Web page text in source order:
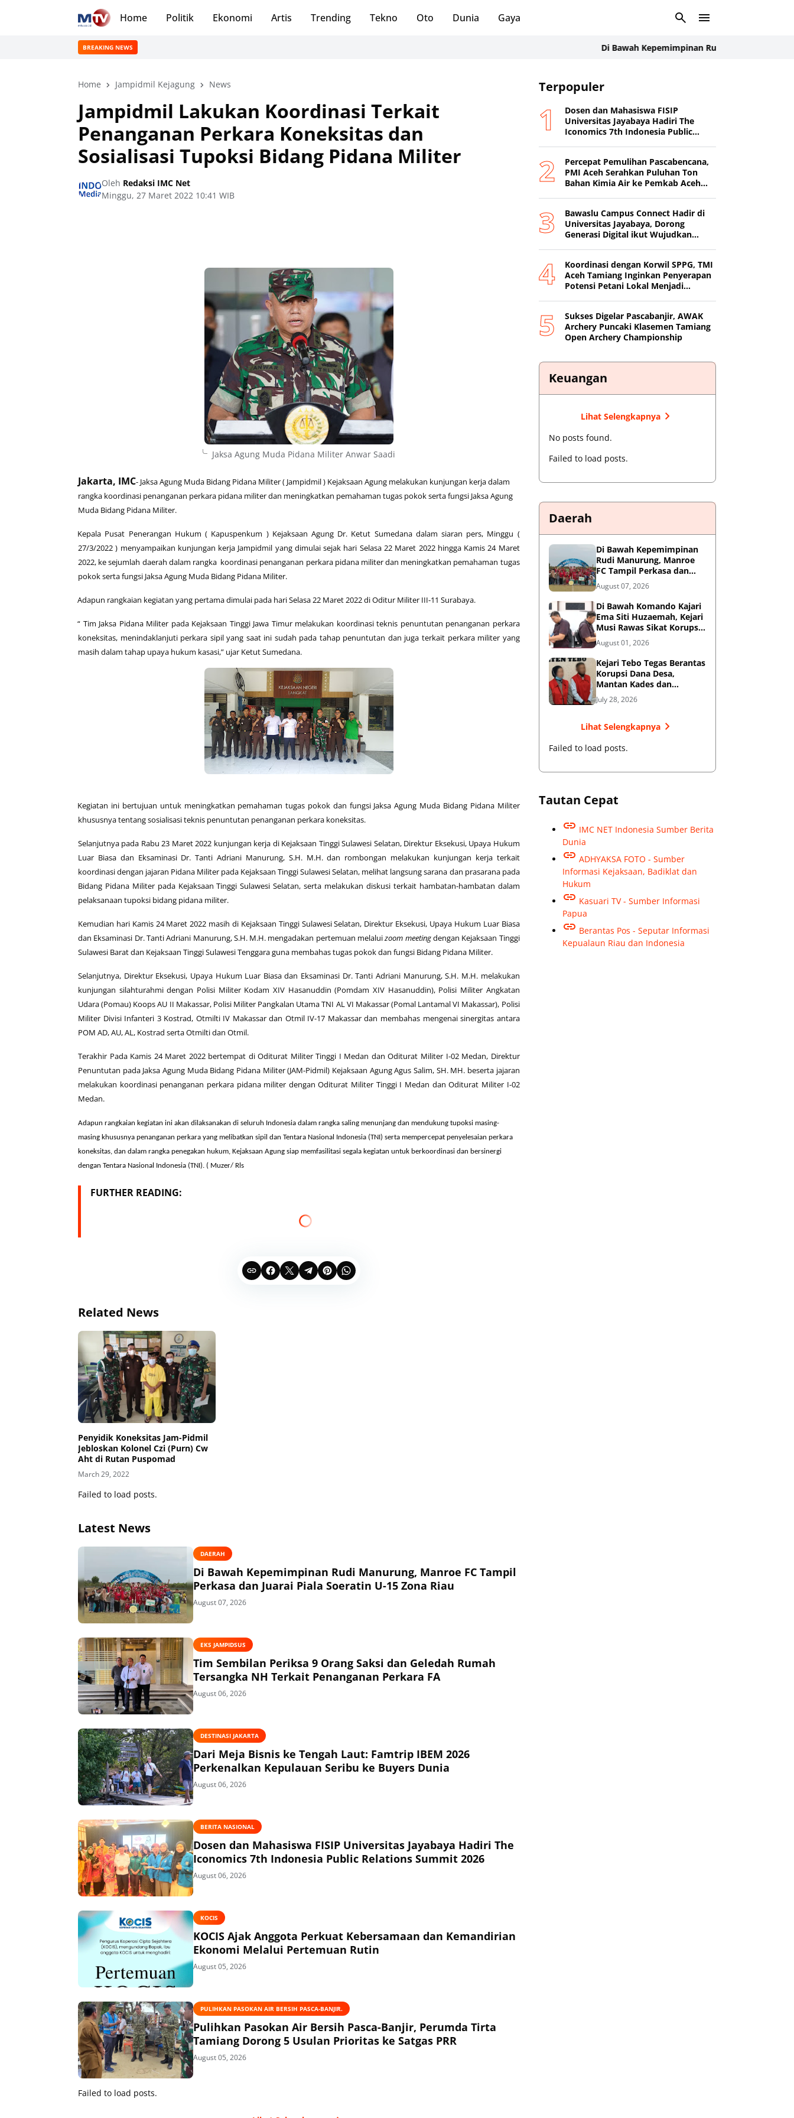
Home Politik Ekonomi Artis Trending Tekno Oto Dunia Gaya
BREAKING NEWS Di Bawah Kepemimpinan Rudi Manurung, Manroe
Home Jampidmil Kejagung News
Jampidmil Lakukan Koordinasi Terkait
Penanganan Perkara Koneksitas dan
Sosialisasi Tupoksi Bidang Pidana Militer
Oleh Redaksi IMC Net
Minggu, 27 Maret 2022 10:41 WIB
Jaksa Agung Muda Pidana Militer Anwar Saadi
Jakarta, IMC- Jaksa Agung Muda Bidang Pidana Militer ( Jampidmil ) Kejaksaan Agung melakukan kunjungan kerja dalam
rangka koordinasi penanganan perkara pidana militer dan meningkatkan pemahaman tugas pokok serta fungsi Jaksa Agung
Muda Bidang Pidana Militer.
Kepala Pusat Penerangan Hukum ( Kapuspenkum ) Kejaksaan Agung Dr. Ketut Sumedana dalam siaran pers, Minggu (
27/3/2022 ) menyampaikan kunjungan kerja Jampidmil yang dimulai sejak hari Selasa 22 Maret 2022 hingga Kamis 24 Maret
2022, ke sejumlah daerah dalam rangka koordinasi penanganan perkara pidana militer dan meningkatkan pemahaman tugas
pokok serta fungsi Jaksa Agung Muda Bidang Pidana Militer.
Adapun rangkaian kegiatan yang pertama dimulai pada hari Selasa 22 Maret 2022 di Oditur Militer III-11 Surabaya.
“ Tim Jaksa Pidana Militer pada Kejaksaan Tinggi Jawa Timur melakukan koordinasi teknis penuntutan penanganan perkara
koneksitas, menindaklanjuti perkara sipil yang saat ini sudah pada tahap penuntutan dan juga terkait perkara militer yang
masih dalam tahap upaya hukum kasasi,” ujar Ketut Sumedana.
Kegiatan ini bertujuan untuk meningkatkan pemahaman tugas pokok dan fungsi Jaksa Agung Muda Bidang Pidana Militer
khususnya tentang sosialisasi teknis penuntutan penanganan perkara koneksitas.
Selanjutnya pada Rabu 23 Maret 2022 kunjungan kerja di Kejaksaan Tinggi Sulawesi Selatan, Direktur Eksekusi, Upaya Hukum
Luar Biasa dan Eksaminasi Dr. Tanti Adriani Manurung, S.H. M.H. dan rombongan melakukan kunjungan kerja terkait
koordinasi dengan jajaran Pidana Militer pada Kejaksaan Tinggi Sulawesi Selatan, melihat langsung sarana dan prasarana pada
Bidang Pidana Militer pada Kejaksaan Tinggi Sulawesi Selatan, serta melakukan diskusi terkait hambatan-hambatan dalam
pelaksanaan tupoksi bidang pidana militer.
Kemudian hari Kamis 24 Maret 2022 masih di Kejaksaan Tinggi Sulawesi Selatan, Direktur Eksekusi, Upaya Hukum Luar Biasa
dan Eksaminasi Dr. Tanti Adriani Manurung, S.H. M.H. mengadakan pertemuan melaluizoom meetingdengan Kejaksaan Tinggi
Sulawesi Barat dan Kejaksaan Tinggi Sulawesi Tenggara guna membahas tugas pokok dan fungsi Bidang Pidana Militer.
Selanjutnya, Direktur Eksekusi, Upaya Hukum Luar Biasa dan Eksaminasi Dr. Tanti Adriani Manurung, S.H. M.H. melakukan
kunjungan silahturahmi dengan Polisi Militer Kodam XIV Hasanuddin (Pomdam XIV Hasanuddin), Polisi Militer Angkatan
Udara (Pomau) Koops AU II Makassar, Polisi Militer Pangkalan Utama TNI AL VI Makassar (Pomal Lantamal VI Makassar), Polisi
Militer Divisi Infanteri 3 Kostrad, Otmilti IV Makassar dan Otmil IV-17 Makassar dan membahas mengenai sinergitas antara
POM AD, AU, AL, Kostrad serta Otmilti dan Otmil.
Terakhir Pada Kamis 24 Maret 2022 bertempat di Oditurat Militer Tinggi I Medan dan Oditurat Militer I-02 Medan, Direktur
Penuntutan pada Jaksa Agung Muda Bidang Pidana Militer (JAM-Pidmil) Kejaksaan Agung Agus Salim, SH. MH. beserta jajaran
melakukan koordinasi penanganan perkara pidana militer dengan Oditurat Militer Tinggi I Medan dan Oditurat Militer I-02
Medan.
Adapun rangkaian kegiatan ini akan dilaksanakan di seluruh Indonesia dalam rangka saling menunjang dan mendukung tupoksi masing-
masing khususnya penanganan perkara yang melibatkan sipil dan Tentara Nasional Indonesia (TNI) serta mempercepat penyelesaian perkara
koneksitas, dan dalam rangka penegakan hukum, Kejaksaan Agung siap memfasilitasi segala kegiatan untuk berkoordinasi dan bersinergi
dengan Tentara Nasional Indonesia (TNI). ( Muzer/ Rls
FURTHER READING:
Related News
Penyidik Koneksitas Jam-Pidmil
Jebloskan Kolonel Czi (Purn) Cw
Aht di Rutan Puspomad
March 29, 2022
Failed to load posts.
Latest News
DAERAH
Di Bawah Kepemimpinan Rudi Manurung, Manroe FC Tampil
Perkasa dan Juarai Piala Soeratin U-15 Zona Riau
August 07, 2026
EKS JAMPIDSUS
Tim Sembilan Periksa 9 Orang Saksi dan Geledah Rumah
Tersangka NH Terkait Penanganan Perkara FA
August 06, 2026
DESTINASI JAKARTA
Dari Meja Bisnis ke Tengah Laut: Famtrip IBEM 2026
Perkenalkan Kepulauan Seribu ke Buyers Dunia
August 06, 2026
BERITA NASIONAL
Dosen dan Mahasiswa FISIP Universitas Jayabaya Hadiri The
Iconomics 7th Indonesia Public Relations Summit 2026
August 06, 2026
KOCIS
KOCIS Ajak Anggota Perkuat Kebersamaan dan Kemandirian
Ekonomi Melalui Pertemuan Rutin
August 05, 2026
PULIHKAN PASOKAN AIR BERSIH PASCA-BANJIR.
Pulihkan Pasokan Air Bersih Pasca-Banjir, Perumda Tirta
Tamiang Dorong 5 Usulan Prioritas ke Satgas PRR
August 05, 2026
Failed to load posts.
Terpopuler
Dosen dan Mahasiswa FISIP
Universitas Jayabaya Hadiri The
Iconomics 7th Indonesia Public
Percepat Pemulihan Pascabencana,
PMI Aceh Serahkan Puluhan Ton
Bahan Kimia Air ke Pemkab Aceh
Bawaslu Campus Connect Hadir di
Universitas Jayabaya, Dorong
Generasi Digital ikut Wujudkan
Koordinasi dengan Korwil SPPG, TMI
Aceh Tamiang Inginkan Penyerapan
Potensi Petani Lokal Menjadi
Sukses Digelar Pascabanjir, AWAK
Archery Puncaki Klasemen Tamiang
Open Archery Championship
Keuangan
Lihat Selengkapnya
No posts found.
Failed to load posts.
Daerah
Di Bawah Kepemimpinan
Rudi Manurung, Manroe
FC Tampil Perkasa dan
Juarai Piala Soeratin U-15
Zona Riau
August 07, 2026
Di Bawah Komando Kajari
Ema Siti Huzaemah, Kejari
Musi Rawas Sikat Korupsi
Dana Sawit, Negara
Selamatkan Rp1,26 Miliar
August 01, 2026
Kejari Tebo Tegas Berantas
Korupsi Dana Desa,
Mantan Kades dan
Bendahara Resmi Jadi
Tersangka
July 28, 2026
Lihat Selengkapnya
Failed to load posts.
Tautan Cepat
IMC NET Indonesia Sumber Berita
Dunia
ADHYAKSA FOTO - Sumber
Informasi Kejaksaan, Badiklat dan
Hukum
Kasuari TV - Sumber Informasi
Papua
Berantas Pos - Seputar Informasi
Kepualaun Riau dan Indonesia